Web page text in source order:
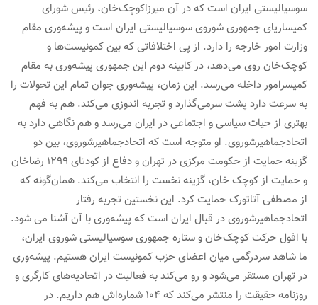
سوسیالیستی ایران است که در آن میرزاکوچک‌خان، رئیس شورای
کمیساریای جمهوری شوروی سوسیالیستی ایران است و پیشه‌وری مقام
وزارت امور خارجه را دارد. از پی اختلافاتی که بین کمونیست‌ها و
کوچک‌خان روی می‌دهد، در کابینه دوم این جمهوری پیشه‌وری به مقام
کمیسرامور داخله می‌رسد. این زمان، پیشه‌وری جوان تمام این تحولات را
به سرعت دارد پشت سرمی‌گذارد و تجربه اندوزی می‌کند. هم به فهم
بهتری از حیات سیاسی و اجتماعی در ایران می‌رسد و هم نگاهی دارد به
اتحادجماهیرشوروی. او متوجه است که اتحادجماهیرشوروی، بین دو
گزینه حمایت از حکومت مرکزی در تهران و دفاع از کودتای ۱۲۹۹ رضاخان
و حمایت از کوچک خان، گزینه نخست را انتخاب می‌کند. همان‌گونه که
از مصطفی آتاتورک حمایت کرد. این نخستین تجربه رفتار
اتحادجماهیرشوروی در قبال ایران است که پیشه‌وری با آن آشنا می شود.
با افول حرکت کوچک‌خان و ستاره جمهوری سوسیالیستی شوروی ایران،
ما شاهد سردرگمی میان اعضای حزب کمونیست ایران هستیم. پیشه‌وری
در تهران مستقر می‌شود و رو می‌کند به فعالیت در اتحادیه‌های کارگری و
روزنامه حقیقت را منتشر می‌کند که ۱۰۴ شماره‌اش هم داریم. در